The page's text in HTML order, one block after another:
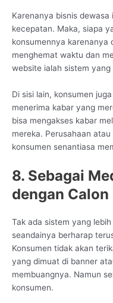
Karenanya bisnis
kecepatan. Maka, siapa
konsumennya karenanya
menghemat waktu dan
website ialah sistem
Di sisi lain, konsumen
menerima kabar yang
bisa mengakses kabar
mereka. Perusahaan
konsumen senantiasa
8. Sebagai
dengan Calon
Tak ada sistem yang
seandainya berharap
Konsumen tidak akan
yang dimuat di banner
membuangnya. Namun
konsumen.